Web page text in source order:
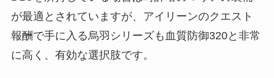
が最適とされていますが、アイリーンのクエスト
報酬で手に入る烏羽シリーズも血質防御320と非常
に高く、有効な選択肢です。